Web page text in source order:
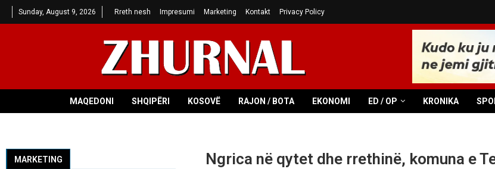
Sunday, August 9, 2026 Rreth nesh Impresumi Marketing Kontakt Privacy Policy
MAQEDONI SHQIPËRI KOSOVË RAJON / BOTA EKONOMI ED / OP KRONIKA
Ngrica në qytet dhe rrethinë, komuna e
MARKETING